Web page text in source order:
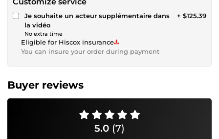
Je souhaite un acteur supplémentaire dans
la vidéo
No extra time
+ $125.39
Eligible for Hiscox insurance
You can insure your order during payment
Buyer reviews
5.0 (7)